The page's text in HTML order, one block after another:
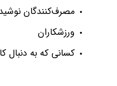
مصرف‌کنندگان
ورزشکاران
کسانی که به